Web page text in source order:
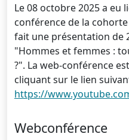
Le 08 octobre 2025 a eu
conférence de la cohorte
fait une présentation de
"Hommes et femmes :
?". La web-conférence
cliquant sur le lien
https://
Webconférence